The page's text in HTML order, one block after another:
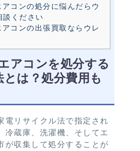
コンの処分に悩んだらウ
談ください
アコンの出張買取ならウレ
アコンを処分する
とは？処分費用も
電リサイクル法で指定され
冷蔵庫、洗濯機、そしてエ
が収集して処分することが